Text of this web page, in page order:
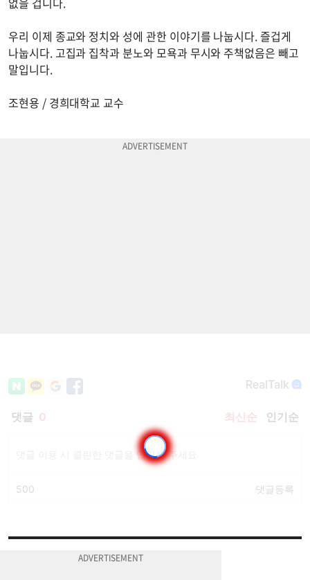
우리 이제 종교와 정치와 성에 관한 이야기를 나눕시다. 즐겁게
나눕시다. 고집과 집착과 분노와 모욕과 무시와 주책없음은 빼고
말입니다.
조현용 / 경희대학교 교수